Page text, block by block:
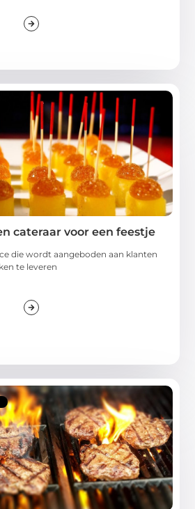
cateraar voor een feestje
die wordt aangeboden aan klanten
te leveren